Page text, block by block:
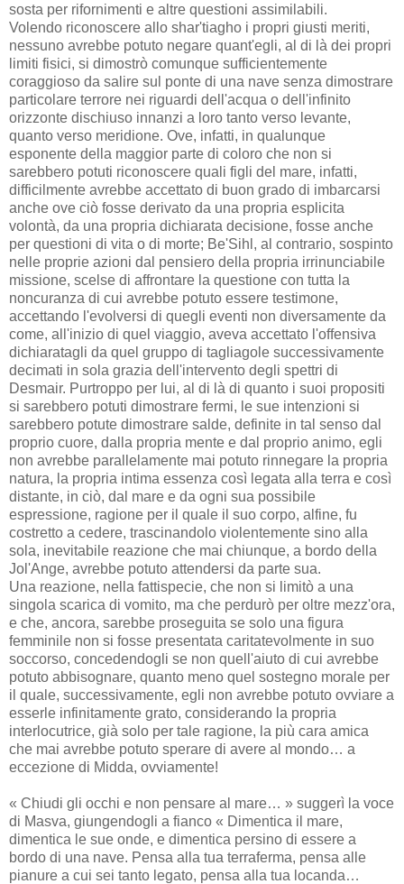
sosta per rifornimenti e altre questioni assimilabili.
Volendo riconoscere allo shar'tiagho i propri giusti meriti,
nessuno avrebbe potuto negare quant'egli, al di là dei propri
limiti fisici, si dimostrò comunque sufficientemente
coraggioso da salire sul ponte di una nave senza dimostrare
particolare terrore nei riguardi dell'acqua o dell'infinito
orizzonte dischiuso innanzi a loro tanto verso levante,
quanto verso meridione. Ove, infatti, in qualunque
esponente della maggior parte di coloro che non si
sarebbero potuti riconoscere quali figli del mare, infatti,
difficilmente avrebbe accettato di buon grado di imbarcarsi
anche ove ciò fosse derivato da una propria esplicita
volontà, da una propria dichiarata decisione, fosse anche
per questioni di vita o di morte; Be'Sihl, al contrario, sospinto
nelle proprie azioni dal pensiero della propria irrinunciabile
missione, scelse di affrontare la questione con tutta la
noncuranza di cui avrebbe potuto essere testimone,
accettando l'evolversi di quegli eventi non diversamente da
come, all'inizio di quel viaggio, aveva accettato l'offensiva
dichiaratagli da quel gruppo di tagliagole successivamente
decimati in sola grazia dell'intervento degli spettri di
Desmair. Purtroppo per lui, al di là di quanto i suoi propositi
si sarebbero potuti dimostrare fermi, le sue intenzioni si
sarebbero potute dimostrare salde, definite in tal senso dal
proprio cuore, dalla propria mente e dal proprio animo, egli
non avrebbe parallelamente mai potuto rinnegare la propria
natura, la propria intima essenza così legata alla terra e così
distante, in ciò, dal mare e da ogni sua possibile
espressione, ragione per il quale il suo corpo, alfine, fu
costretto a cedere, trascinandolo violentemente sino alla
sola, inevitabile reazione che mai chiunque, a bordo della
Jol'Ange, avrebbe potuto attendersi da parte sua.
Una reazione, nella fattispecie, che non si limitò a una
singola scarica di vomito, ma che perdurò per oltre mezz'ora,
e che, ancora, sarebbe proseguita se solo una figura
femminile non si fosse presentata caritatevolmente in suo
soccorso, concedendogli se non quell'aiuto di cui avrebbe
potuto abbisognare, quanto meno quel sostegno morale per
il quale, successivamente, egli non avrebbe potuto ovviare a
esserle infinitamente grato, considerando la propria
interlocutrice, già solo per tale ragione, la più cara amica
che mai avrebbe potuto sperare di avere al mondo… a
eccezione di Midda, ovviamente!
« Chiudi gli occhi e non pensare al mare… » suggerì la voce
di Masva, giungendogli a fianco « Dimentica il mare,
dimentica le sue onde, e dimentica persino di essere a
bordo di una nave. Pensa alla tua terraferma, pensa alle
pianure a cui sei tanto legato, pensa alla tua locanda…